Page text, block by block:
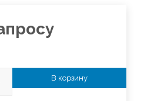
В корзину